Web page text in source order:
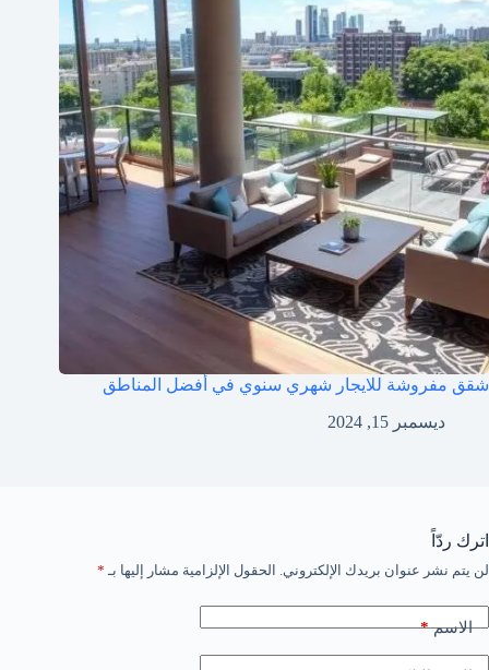
شقق مفروشة للايجار شهري سنوي في أفضل المناطق
ديسمبر 15, 2024
اترك ردّاً
لن يتم نشر عنوان بريدك الإلكتروني. الحقول الإلزامية مشار إليها بـ *
الاسم*